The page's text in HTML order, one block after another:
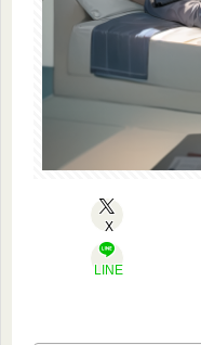
X
LINE